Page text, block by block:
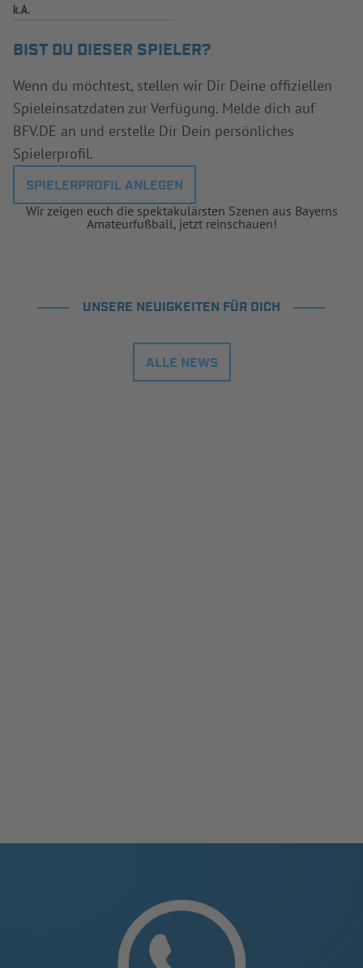
k.A.
BIST DU DIESER SPIELER?
Wenn du möchtest, stellen wir Dir Deine offiziellen
Spieleinsatzdaten zur Verfügung. Melde dich auf
BFV.DE an und erstelle Dir Dein persönliches
Spielerprofil.
SPIELERPROFIL ANLEGEN
Wir zeigen euch die spektakulärsten Szenen aus Bayerns
Amateurfußball, jetzt reinschauen!
UNSERE NEUIGKEITEN FÜR DICH
ALLE NEWS